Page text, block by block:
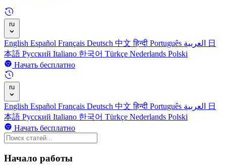
ru
English Español Français Deutsch 中文हिन्दी Português
日
本語 Русский Italiano 한국어 Türkçe Nederlands Polski
Начать бесплатно
ru
English Español Français Deutsch 中文हिन्दी Português
日
本語 Русский Italiano 한국어 Türkçe Nederlands Polski
Начать бесплатно
Начало работы